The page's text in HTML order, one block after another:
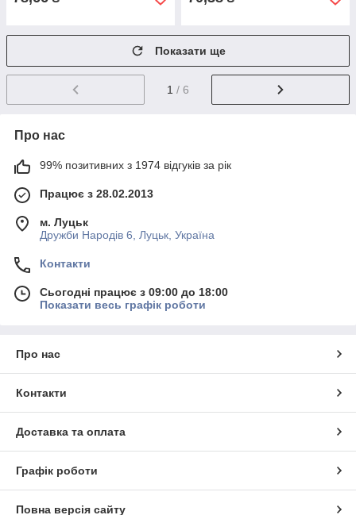
Показати ще
1 / 6
Про нас
99% позитивних з 1974 відгуків за рік
Працює з 28.02.2013
м. Луцьк
Дружби Народів 6, Луцьк, Україна
Контакти
Сьогодні працює з 09:00 до 18:00
Показати весь графік роботи
Про нас
Контакти
Доставка та оплата
Графік роботи
Повна версія сайту